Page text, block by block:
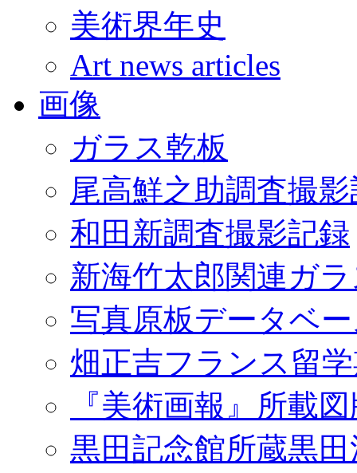
美術界年史
Art news articles
画像
ガラス乾板
尾高鮮之助調査撮
和田新調査撮影記録
新海竹太郎関連ガ
写真原板データベ
畑正吉フランス留
『美術画報』所載
黒田記念館所蔵黒